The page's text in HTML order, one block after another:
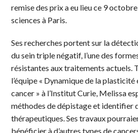
remise des prix a eu lieu ce 9 octobre
sciences à Paris.
Ses recherches portent sur la
du sein triple négatif, l’une des
résistantes aux traitements actuels.
l’équipe « Dynamique de la
cancer » à l’Institut Curie, Melissa
méthodes de dépistage et identifier
thérapeutiques. Ses travaux
bénéficier à d’autres types de